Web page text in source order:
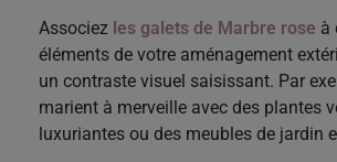
Associez les galets de Marbre rose à
éléments de votre aménagement
un contraste visuel saisissant. Par
marient à merveille avec des plantes
luxuriantes ou des meubles de jardin